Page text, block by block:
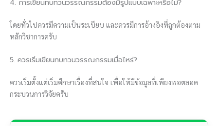
4. การเขียนทบทวนวรรณกรรมต้องมีรูปแบบเฉพาะหรือไม่?
โดยทั่วไปควรมีความเป็นระเบียบ และควรมีการอ้างอิงที่ถูกต้องตาม
หลักวิชาการครับ
5. ควรเริ่มเขียนทบทวนวรรณกรรมเมื่อไหร่?
ควรเริ่มตั้งแต่เริ่มศึกษาเรื่องที่สนใจ เพื่อให้มีข้อมูลที่เพียงพอตลอด
กระบวนการวิจัยครับ